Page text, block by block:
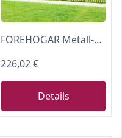
FOREHOGAR Metall-Gartenzaun mit Tor, 91,4 cm (H) x 7,1 m (L), 1 Tor + 9 Paneele, Hundezaun, Grenzzaun, Tierbarriere, kein Graben, Gartenzaun für Hof, Blumenbeet, Rasen, Terrasse, Outdoor, ECG3610,
226,02 €
Details